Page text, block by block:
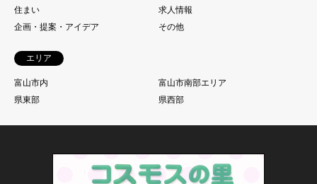
住まい
求人情報
企画・提案・アイデア
その他
エリア
富山市内
富山市南部エリア
県東部
県西部